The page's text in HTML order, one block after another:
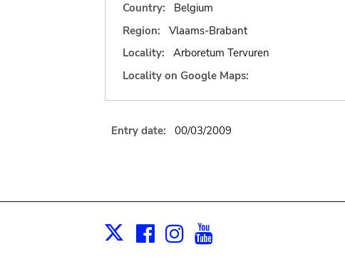
Country:
Belgium
Region:
Vlaams-Brabant
Locality:
Arboretum Tervuren
Locality on Google Maps:
Entry date: 00/03/2009
X Facebook
Instagram